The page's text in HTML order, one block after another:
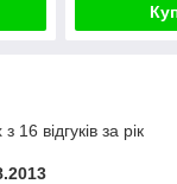
16 відгуків за рік